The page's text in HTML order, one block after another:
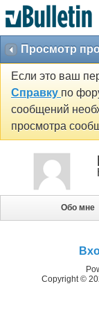
Просмотр
Если это ваш
Справку по
сообщений
просмотра
Обо мне
Copyright ©